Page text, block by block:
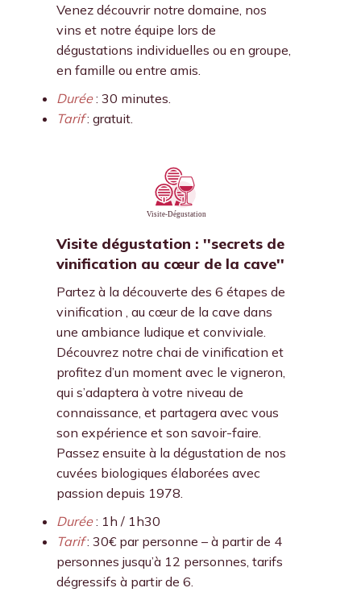
Venez découvrir notre domaine, nos
vins et notre équipe lors de
dégustations individuelles ou en groupe,
en famille ou entre amis.
Durée: 30 minutes.
Tarif: gratuit.
Visite dégustation : ''secrets de
vinification au cœur de la cave''
Partez à la découverte des 6 étapes de
vinification , au cœur de la cave dans
une ambiance ludique et conviviale.
Découvrez notre chai de vinification et
profitez d’un moment avec le vigneron,
qui s’adaptera à votre niveau de
connaissance, et partagera avec vous
son expérience et son savoir-faire.
Passez ensuite à la dégustation de nos
cuvées biologiques élaborées avec
passion depuis 1978.
Durée: 1h / 1h30
Tarif: 30€ par personne – à partir de 4
personnes jusqu’à 12 personnes, tarifs
dégressifs à partir de 6.